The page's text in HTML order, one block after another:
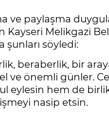
ve paylaşma
Kayseri Melikgazi
şunları söyledi:
beraberlik, bir
ve önemli günler.
eylesin hem de
nasip etsin.